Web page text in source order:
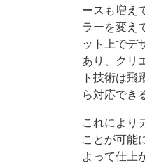
ースも増え
ラーを変え
ット上でデ
あり、クリ
ト技術は飛
ら対応でき
これにより
ことが可能
よって仕上